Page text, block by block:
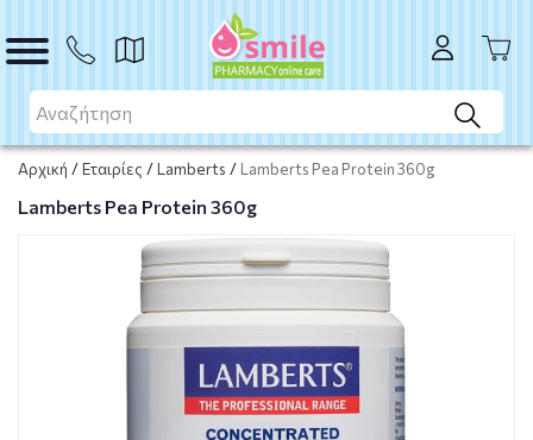
Αρχική /Εταιρίες /Lamberts / Lamberts Pea Protein 360g
ΑΓΟΡΑ
Lamberts Pea Protein 360g